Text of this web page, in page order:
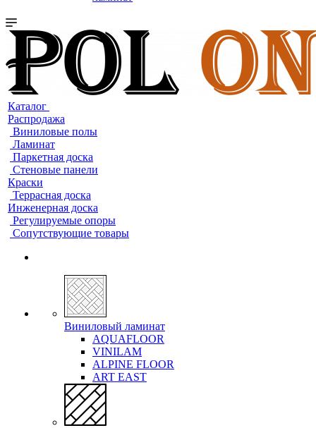
Каталог
Распродажа
Виниловые полы
Ламинат
Паркетная доска
Стеновые панели
Краски
Террасная доска
Инженерная доска
Регулируемые опоры
Сопутствующие товары
Виниловый ламинат
AQUAFLOOR
VINILAM
ALPINE FLOOR
ART EAST